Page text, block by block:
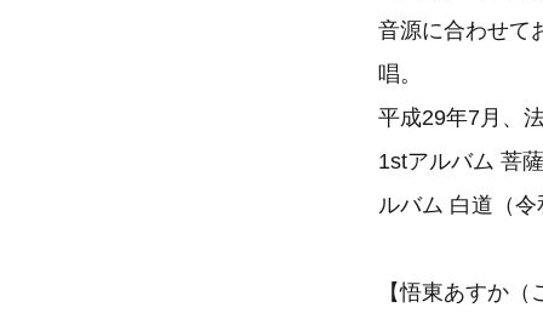
音源に合わせて
唱。
平成29年7月、
1stアルバム 菩
ルバム 白道（
【悟東あすか